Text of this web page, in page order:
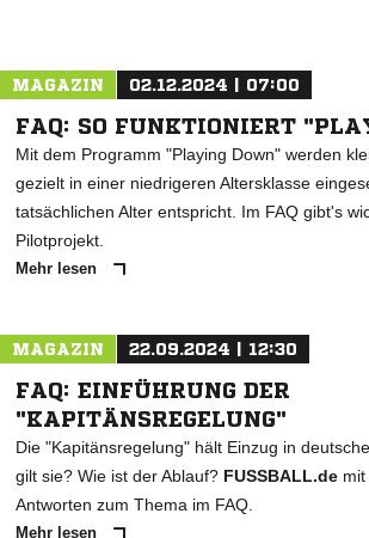
MAGAZIN 02.12.2024 | 07:00
FAQ: SO FUNKTIONIERT
Mit dem Programm "Playing Down" werden
gezielt in einer niedrigeren Altersklasse
tatsächlichen Alter entspricht. Im FAQ gibt's
Pilotprojekt.
Mehr lesen
MAGAZIN 22.09.2024 | 12:30
FAQ: EINFÜHRUNG DER
"KAPITÄNSREGELUNG"
Die "Kapitänsregelung" hält Einzug in
gilt sie? Wie ist der Ablauf? FUSSBALL.de
Antworten zum Thema im FAQ.
Mehr lesen